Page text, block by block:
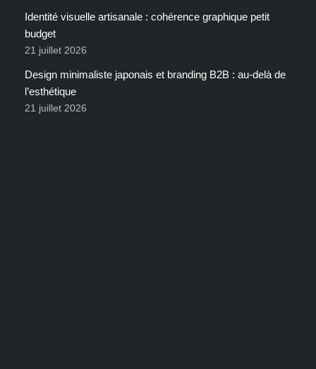
Identité visuelle artisanale : cohérence graphique petit
budget
21 juillet 2026
Design minimaliste japonais et branding B2B : au-delà de
l’esthétique
21 juillet 2026